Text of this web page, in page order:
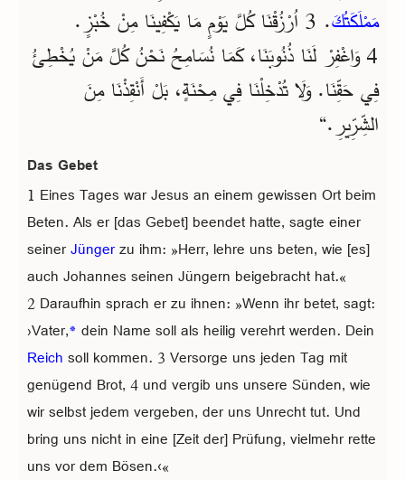
مَمْلَكَتُكَ
. 3 اُرْزُقْنَا كُلَّ يَوْمٍ مَا يَكْفِينَا مِنْ خُبْزٍ.
4 وَاغْفِرْ لَنَا ذُنُوبَنَا، كَمَا نُسَامِحُ نَحْنُ كُلَّ مَنْ يُخْطِئُ
فِي حَقِّنَا. وَلَا تُدْخِلْنَا فِي مِحْنَةٍ، بَلْ أَنْقِذْنَا مِنَ
الشِّرِّيرِ.“
Das Gebet
1 Eines Tages war Jesus an einem gewissen Ort beim
Beten. Als er [das Gebet] beendet hatte, sagte einer
seinerJüngerzu ihm: »Herr, lehre uns beten, wie [es]
auch Johannes seinen Jüngern beigebracht hat.«
2 Daraufhin sprach er zu ihnen: »Wenn ihr betet, sagt:
›Vater,* dein Name soll als heilig verehrt werden. Dein
Reich soll kommen. 3 Versorge uns jeden Tag mit
genügend Brot, 4 und vergib uns unsere Sünden, wie
wir selbst jedem vergeben, der uns Unrecht tut. Und
bring uns nicht in eine [Zeit der] Prüfung, vielmehr rette
uns vor dem Bösen.‹«